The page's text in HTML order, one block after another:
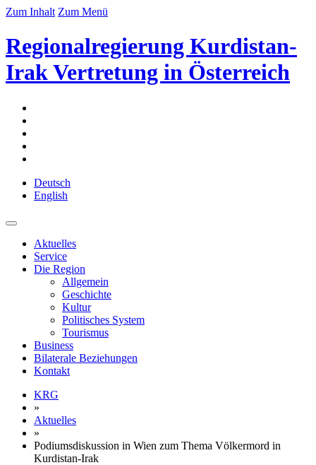
Zum Inhalt Zum Menü
Regionalregierung Kurdistan-
Irak Vertretung in Österreich
Deutsch
English
Aktuelles
Service
Die Region
Allgemein
Geschichte
Kultur
Politisches System
Tourismus
Business
Bilaterale Beziehungen
Kontakt
KRG
»
Aktuelles
»
Podiumsdiskussion in Wien zum Thema Völkermord in
Kurdistan-Irak